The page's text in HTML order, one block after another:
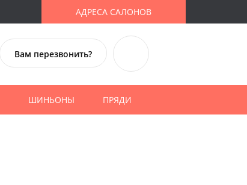
АДРЕСА САЛОНОВ
Вам перезвонить?
ШИНЬОНЫ ПРЯДИ